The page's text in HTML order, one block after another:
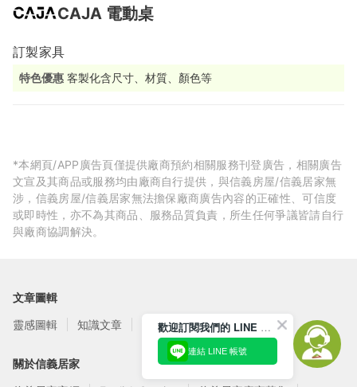
CAJA 電動桌
訂製家具
特色優惠 客製化含尺寸、材質、顏色等
*本網頁/APP廣告頁僅提供廠商預約相關服務刊登廣告，相關廣告
文宣及其商品或服務均由廠商自行提供，與信義房屋/信義居家無
涉，信義房屋/信義居家無法擔保廠商廣告內容的正確性、可信度
或即時性，亦不為其商品、服務品質負責，所生任何爭議皆請自行
與廠商協調解決。
文章圖輯
靈感圖輯
知識文章 訂閱電子報
關於信義居家
歡迎訂閱我們的 LINE 官方帳號
連結 LINE 帳號